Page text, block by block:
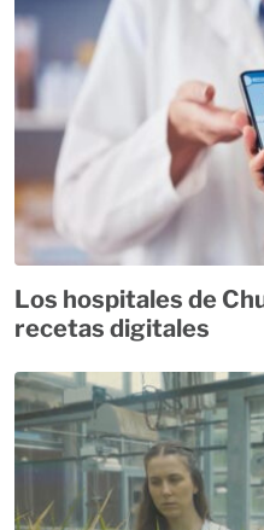
Los hospitales de
recetas digitales